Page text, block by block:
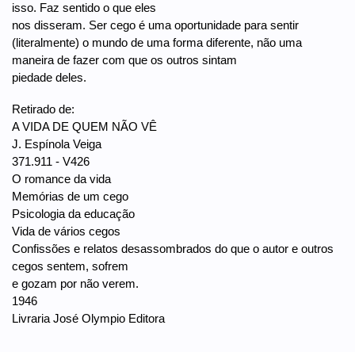
isso. Faz sentido o que eles
nos disseram. Ser cego é uma oportunidade para sentir
(literalmente) o mundo de uma forma diferente, não uma
maneira de fazer com que os outros sintam
piedade deles.
Retirado de:
A VIDA DE QUEM NÃO VÊ
J. Espínola Veiga
371.911 - V426
O romance da vida
Memórias de um cego
Psicologia da educação
Vida de vários cegos
Confissões e relatos desassombrados do que o autor e outros
cegos sentem, sofrem
e gozam por não verem.
1946
Livraria José Olympio Editora